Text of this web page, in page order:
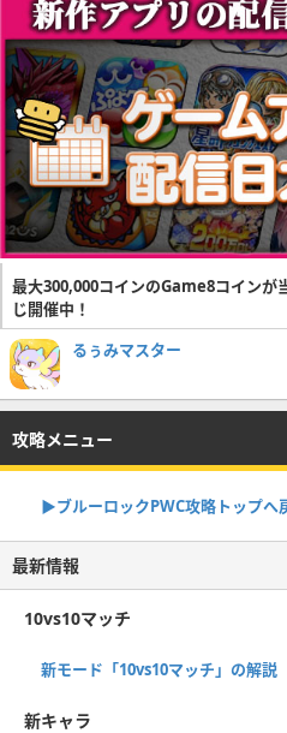
最大300,000コインのGame8コインが
じ開催中！
るぅみマスター
攻略メニュー
▶︎ブルーロックPWC攻略トップへ
最新情報
10vs10マッチ
新モード「10vs10マッチ」の解説
新キャラ